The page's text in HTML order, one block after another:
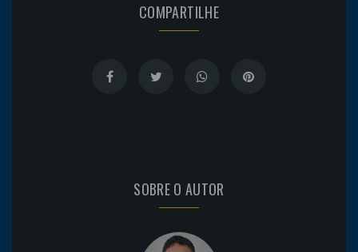
COMPARTILHE
SOBRE O AUTOR